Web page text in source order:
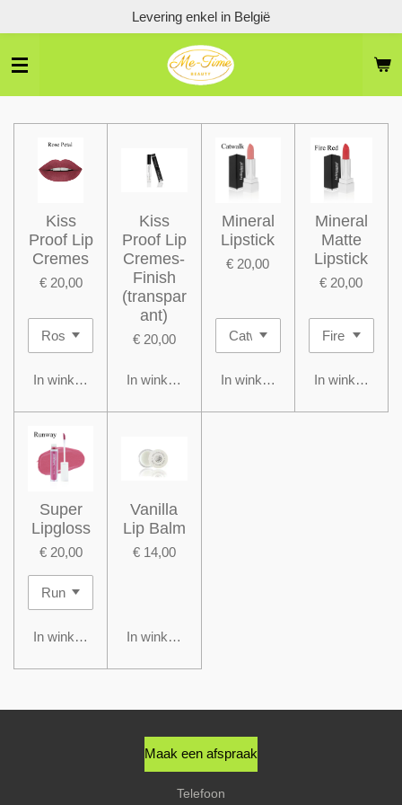
direct
naar
de
hoofdinhoud
Levering enkel in België
Kiss
Proof Lip
Cremes
€ 20,00
In winkelwagen
Kiss
Proof Lip
Cremes-
Finish
(transpar
ant)
€ 20,00
In winkelwagen
Mineral
Lipstick
€ 20,00
In winkelwagen
Mineral
Matte
Lipstick
€ 20,00
In
Super
Lipgloss
€ 20,00
In winkelwagen
Vanilla
Lip Balm
€ 14,00
In winkelwagen
Maak een afspraak
Telefoon